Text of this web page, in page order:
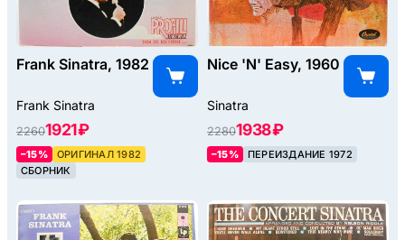
Frank Sinatra, 1982
Frank Sinatra
22601921 ₽
–15%
ОРИГИНАЛ 1982
СБОРНИК
Nice 'N' Easy, 1960
Sinatra
22801938 ₽
–15% ПЕРЕИЗДАНИЕ 1972